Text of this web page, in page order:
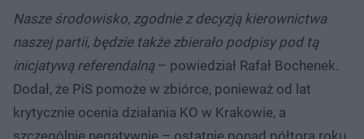
Nasze środowisko, zgodnie z decyzją kierownictwa
naszej partii, będzie także zbierało podpisy pod tą
inicjatywą referendalną– powiedział Rafał Bochenek.
Dodał, że PiS pomoże w zbiórce, ponieważ od lat
krytycznie ocenia działania KO w Krakowie, a
szczególnie negatywnie – ostatnie ponad półtora roku